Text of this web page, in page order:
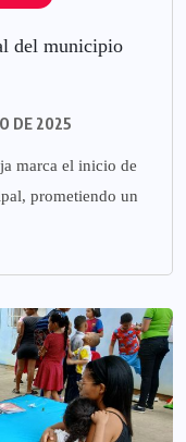
del municipio
DE 2025
marca el inicio de
prometiendo un